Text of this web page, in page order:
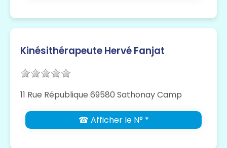
Kinésithérapeute Hervé Fanjat
11 Rue République 69580 Sathonay Camp
☎ Afficher le N° *